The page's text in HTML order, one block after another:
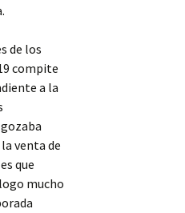
de los
compite
a la
venta de
que
mucho